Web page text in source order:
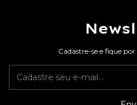
Cadastre-se e fique